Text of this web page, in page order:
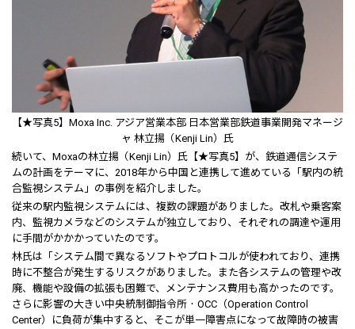
【★写真5】Moxa Inc. アジア営業本部 日本営業部鉄道事業開発マネージ
ャ 林立揚（Kenji Lin）氏
続いて、Moxaの林立揚（Kenji Lin）氏【★写真5】が、鉄道通信システ
ムの計画をテーマに、2018年から中国と連携して進めている「駅内の統
合監視システム」の事例を紹介しました。
従来の駅内監視システムには、複数の課題がありました。改札や乗客案
内、監視カメラなどのシステムが独立しており、それぞれの調達や運用
に手間がかかかっていたのです。
林氏は「システム間で異なるソフトやプロトコルが使われており、連携
時に不整合が発生するリスクがありました。また各システムの管理や改
廃、機能や設備の拡張も困難で、メンテナンス費用も高かったのです。
さらに影響の大きい中央統制御指令所・OCC（Operation Control
Center）に負荷が集中すると、そこが単一障害点になって故障時の被害